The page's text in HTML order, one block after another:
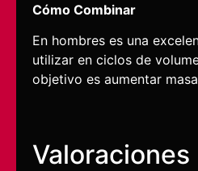
Cómo Combinar
En hombres es una
utilizar en ciclos de
objetivo es aumentar
Valoraciones